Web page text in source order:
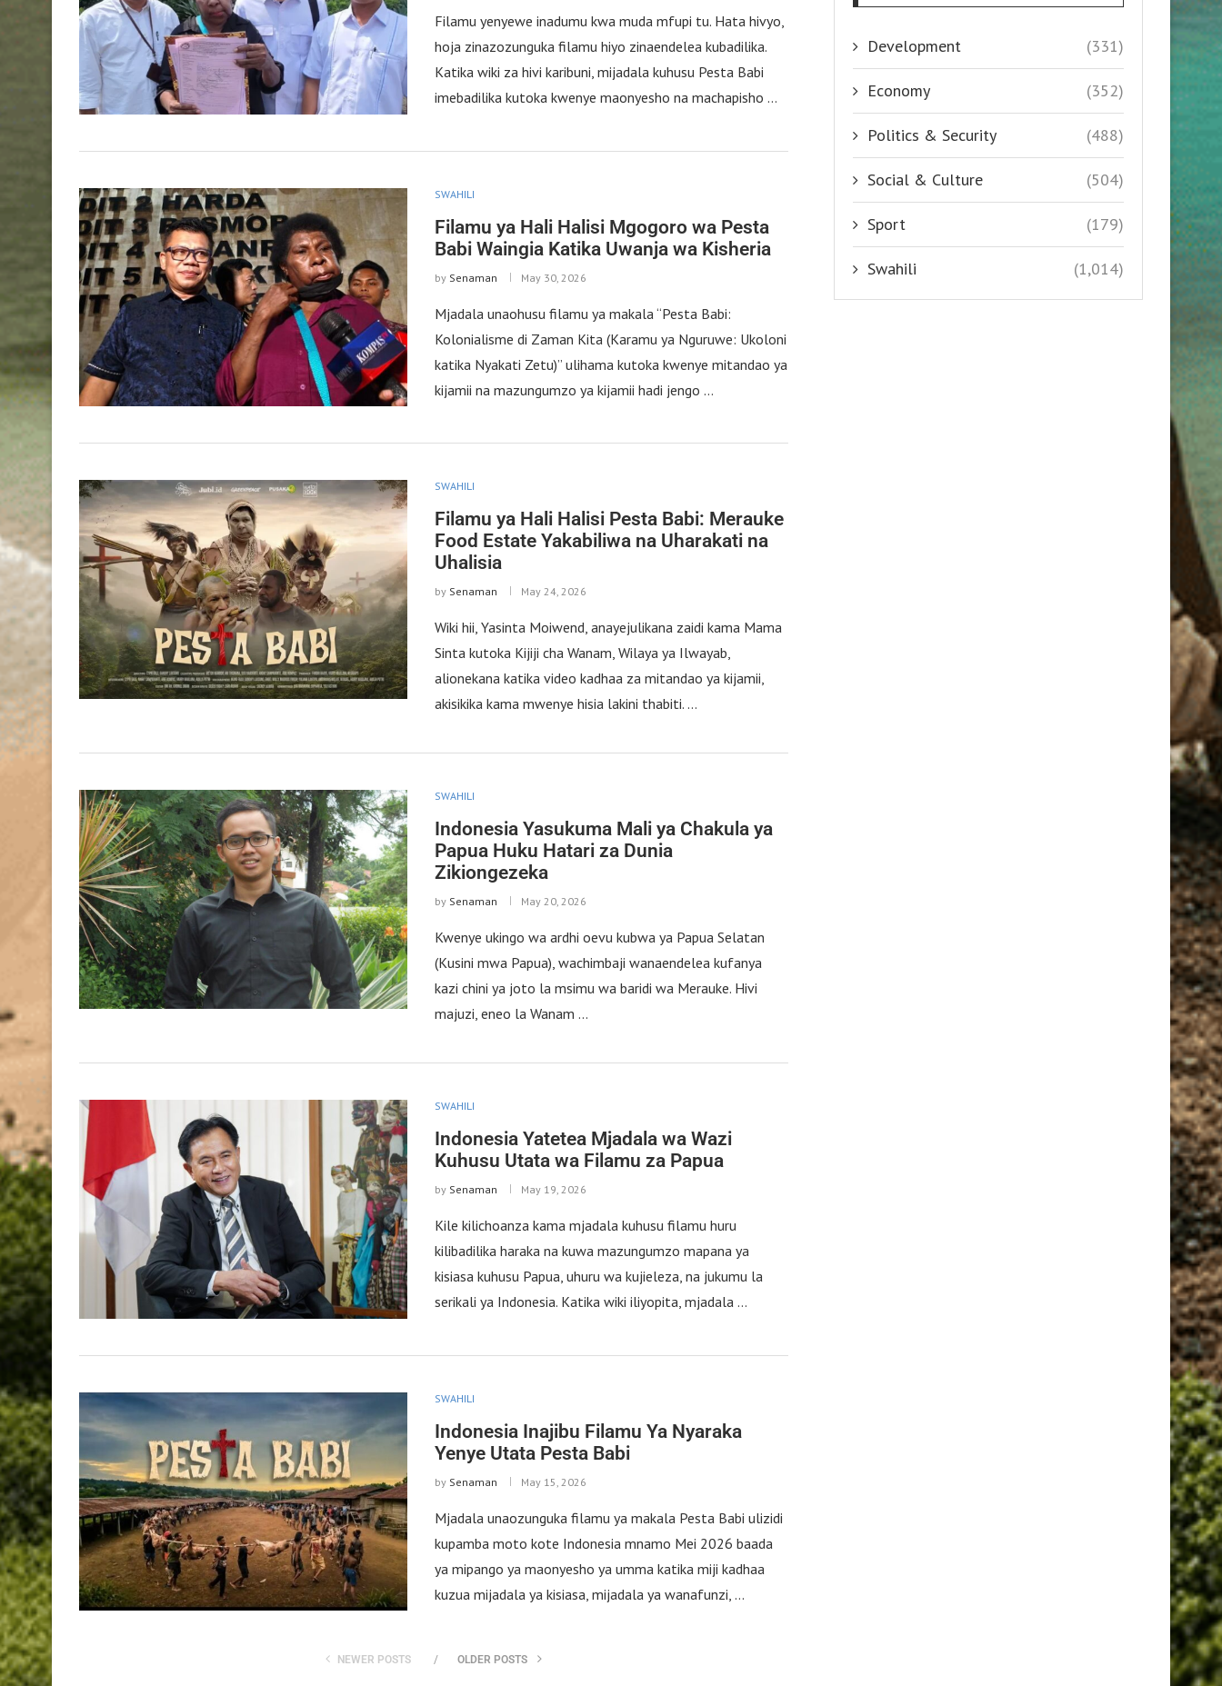
Filamu yenyewe inadumu kwa muda mfupi tu. Hata hivyo,
hoja zinazozunguka filamu hiyo zinaendelea kubadilika.
Katika wiki za hivi karibuni, mijadala kuhusu Pesta Babi
imebadilika kutoka kwenye maonyesho na machapisho …
SWAHILI
Filamu ya Hali Halisi Mgogoro wa Pesta
Babi Waingia Katika Uwanja wa Kisheria
by Senaman May 30, 2026
Mjadala unaohusu filamu ya makala “Pesta Babi:
Kolonialisme di Zaman Kita (Karamu ya Nguruwe: Ukoloni
katika Nyakati Zetu)” ulihama kutoka kwenye mitandao ya
kijamii na mazungumzo ya kijamii hadi jengo …
SWAHILI
Filamu ya Hali Halisi Pesta Babi: Merauke
Food Estate Yakabiliwa na Uharakati na
Uhalisia
by Senaman May 24, 2026
Wiki hii, Yasinta Moiwend, anayejulikana zaidi kama Mama
Sinta kutoka Kijiji cha Wanam, Wilaya ya Ilwayab,
alionekana katika video kadhaa za mitandao ya kijamii,
akisikika kama mwenye hisia lakini thabiti. …
SWAHILI
Indonesia Yasukuma Mali ya Chakula ya
Papua Huku Hatari za Dunia
Zikiongezeka
by Senaman May 20, 2026
Kwenye ukingo wa ardhi oevu kubwa ya Papua Selatan
(Kusini mwa Papua), wachimbaji wanaendelea kufanya
kazi chini ya joto la msimu wa baridi wa Merauke. Hivi
majuzi, eneo la Wanam …
SWAHILI
Indonesia Yatetea Mjadala wa Wazi
Kuhusu Utata wa Filamu za Papua
by Senaman May 19, 2026
Kile kilichoanza kama mjadala kuhusu filamu huru
kilibadilika haraka na kuwa mazungumzo mapana ya
kisiasa kuhusu Papua, uhuru wa kujieleza, na jukumu la
serikali ya Indonesia. Katika wiki iliyopita, mjadala …
SWAHILI
Indonesia Inajibu Filamu Ya Nyaraka
Yenye Utata Pesta Babi
by Senaman May 15, 2026
Mjadala unaozunguka filamu ya makala Pesta Babi ulizidi
kupamba moto kote Indonesia mnamo Mei 2026 baada
ya mipango ya maonyesho ya umma katika miji kadhaa
kuzua mijadala ya kisiasa, mijadala ya wanafunzi, …
NEWER POSTS OLDER POSTS
Development (331)
Economy (352)
Politics & Security (488)
Social & Culture (504)
Sport (179)
Swahili (1,014)